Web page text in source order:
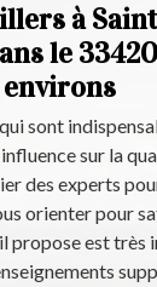
à
le
environs
sont
sur la
des experts
orienter pour
propose est très